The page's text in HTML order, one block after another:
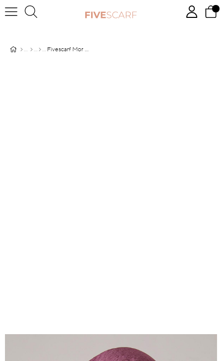
Fivescarf Mor Simli Diamond Şal